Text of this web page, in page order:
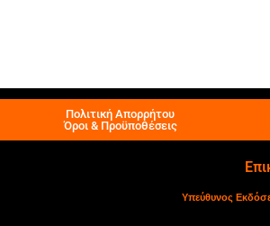
Πολιτική Απορρήτου
Όροι & Προϋποθέσεις
Υπεύθυνος